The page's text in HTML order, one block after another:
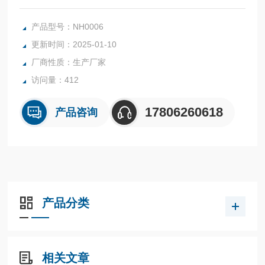
产品型号：NH0006
更新时间：2025-01-10
厂商性质：生产厂家
访问量：412
产品咨询 17806260618
产品分类
相关文章